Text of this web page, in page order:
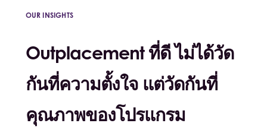
OUR INSIGHTS
Outplacement ที่ดี ไม่ได้วัด
กันที่ความตั้งใจ แต่วัดกันที่
คุณภาพของโปรแกรม